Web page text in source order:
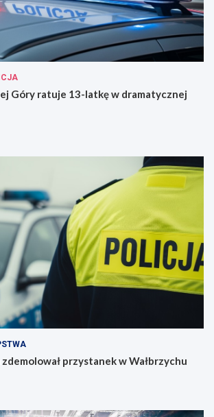
Góry ratuje 13-latkę w dramatycznej
przystanek w Wałbrzychu